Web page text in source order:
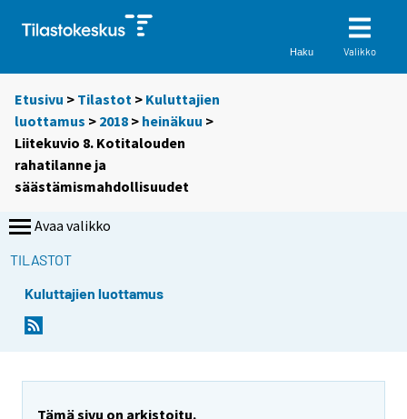
Haku Valikko
Etusivu > Tilastot > Kuluttajien
luottamus > 2018 > heinäkuu >
Liitekuvio 8. Kotitalouden
rahatilanne ja
säästämismahdollisuudet
Avaa valikko
TILASTOT
Kuluttajien luottamus
Tämä sivu on arkistoitu.